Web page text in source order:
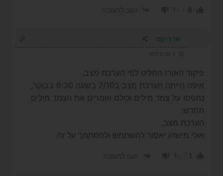
8
-1
אדריקס
פיקוד האורז החליט לפי הערכת מצב,
איפה הייתה הערכת מצב ב7/10 בשעה 6:30 בבוקר,
נתפסו על צמד מילים וכולם אומרים את הצמד מילים
החדש:
הערכת מצב.
אולי מישהו יאסור להשתמש ולהסתמך על זה.
1
-1